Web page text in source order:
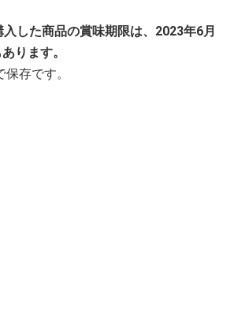
した商品の賞味期限は、2023年6月
ります。
存です。